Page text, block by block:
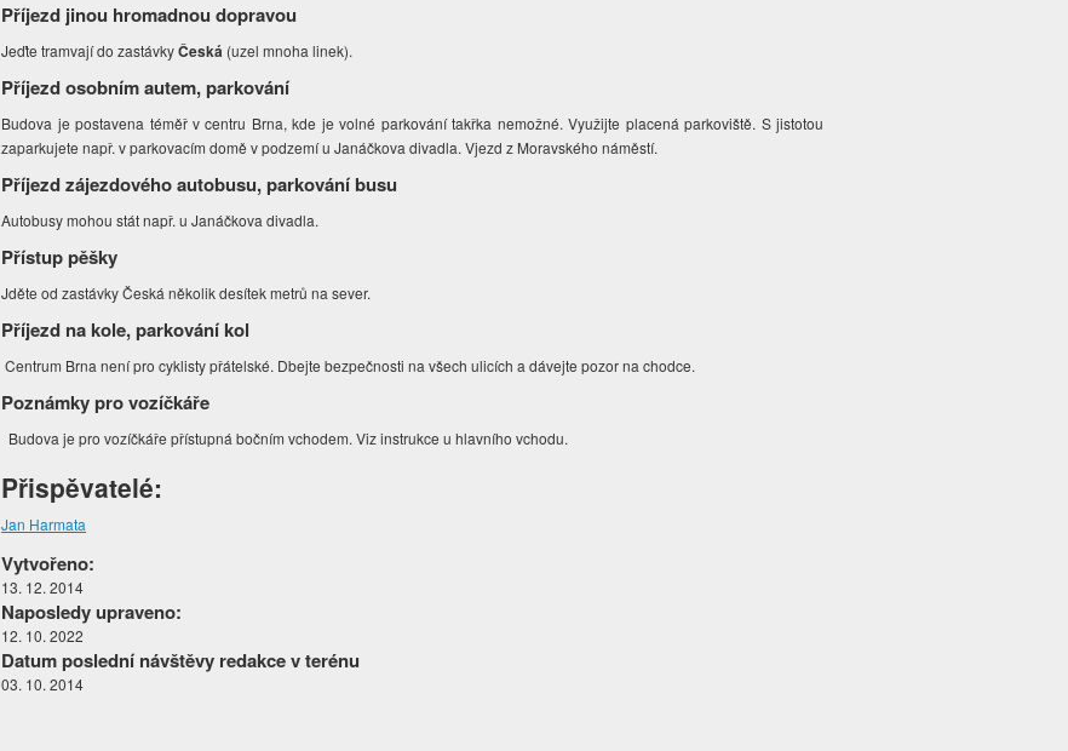
Příjezd jinou hromadnou dopravou
Jeďte tramvají do zastávkyČeská (uzel mnoha linek).
Příjezd osobním autem, parkování
Budova je postavena téměř v centru Brna, kde je volné parkování takřka nemožné. Využijte placená parkoviště. S jistotou
zaparkujete např. v parkovacím domě v podzemí u Janáčkova divadla. Vjezd z Moravského náměstí.
Příjezd zájezdového autobusu, parkování busu
Autobusy mohou stát např. u Janáčkova divadla.
Přístup pěšky
Jděte od zastávky Česká několik desítek metrů na sever.
Příjezd na kole, parkování kol
Centrum Brna není pro cyklisty přátelské. Dbejte bezpečnosti na všech ulicích a dávejte pozor na chodce.
Poznámky pro vozíčkáře
Budova je pro vozíčkáře přístupná bočním vchodem. Viz instrukce u hlavního vchodu.
Přispěvatelé:
Jan Harmata
Vytvořeno:
13. 12. 2014
Naposledy upraveno:
12. 10. 2022
Datum poslední návštěvy redakce v terénu
03. 10. 2014